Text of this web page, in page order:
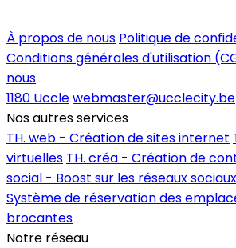
À propos de nous Politique de
Conditions générales d'utilisation
nous
1180 Ucclewebmaster@ucclecity.be
Nos autres services
TH. web - Création de sites internet
virtuelles TH. créa - Création de
social - Boost sur les réseaux sociaux
Système de réservation des
brocantes
Notre réseau